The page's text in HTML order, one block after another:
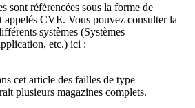
sont référencées sous la forme de
appelés CVE. Vous pouvez consulter la
systèmes (Systèmes
etc.) ici :
cet article des failles de type
plusieurs magazines complets.